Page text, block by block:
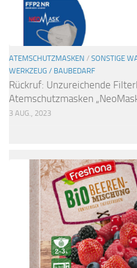
ATEMSCHUTZMASKEN / SONSTIGE
WERKZEUG / BAUBEDARF
Rückruf: Unzureichende
Atemschutzmasken
3 AUG., 2023